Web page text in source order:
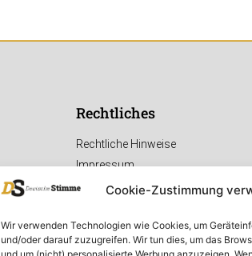
Cookie-Zustimmung
Wir verwenden Technologien wie Cookies, um
und/oder darauf zuzugreifen. Wir tun dies, um das
Rechtliches
Rechtliche Hinweise
Impressum
Datenschutzerklärung